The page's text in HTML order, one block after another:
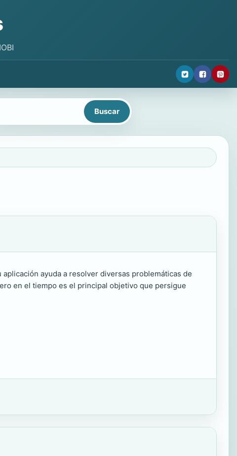
ayuda a resolver diversas problemáticas de
en el tiempo es el principal objetivo que persigue